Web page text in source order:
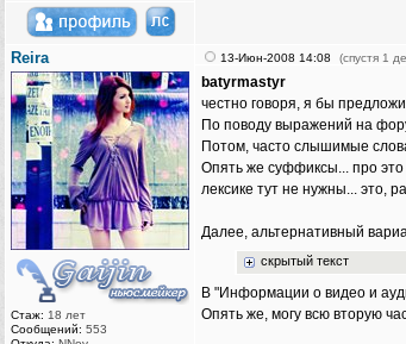
Reira
Стаж: 18 лет
Сообщений: 553
13-Июн-2008 14:08 (спустя 1
batyrmastyr
честно говоря, я бы
По поводу выражений на
Потом, часто слышимые
Опять же суффиксы... про это
лексике тут не нужны... это,
Далее, альтернативный
скрытый текст
В "Информации о видео и
Опять же, могу всю вторую